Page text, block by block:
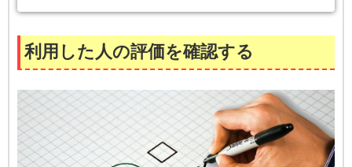
利用した人の評価を確認する